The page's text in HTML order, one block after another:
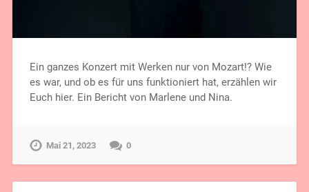
Ein ganzes Konzert mit Werken nur von Mozart!? Wie
es war, und ob es für uns funktioniert hat, erzählen wir
Euch hier. Ein Bericht von Marlene und Nina.
Mai 21, 2023 0